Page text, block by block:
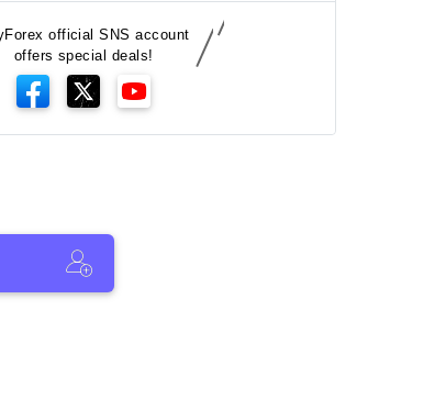
official SNS account
offers special deals!